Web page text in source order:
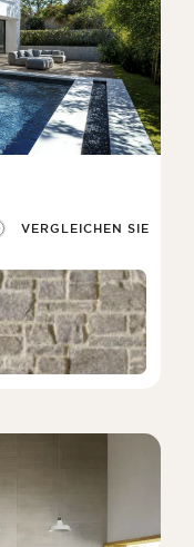
VERGLEICHEN SIE